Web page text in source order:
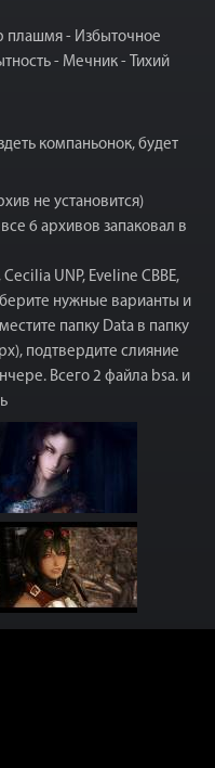
плашмя - Избыточное
- Мечник - Тихий
компаньонок, будет
не установится)
6 архивов запаковал в
UNP, Eveline CBBE,
нужные варианты и
папку Data в папку
подтвердите слияние
Всего 2 файла bsa. и